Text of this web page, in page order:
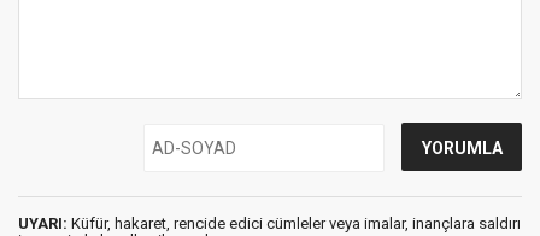
UYARI: Küfür, hakaret, rencide edici cümleler veya imalar, inançlara saldırı